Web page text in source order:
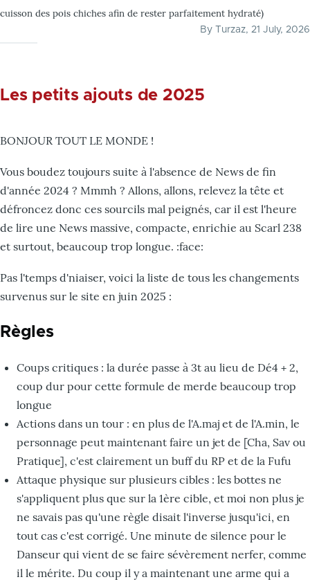
cuisson des pois chiches afin de rester parfaitement hydraté)
By Turzaz, 21 July, 2026
Les petits ajouts de 2025
BONJOUR TOUT LE MONDE !
Vous boudez toujours suite à l'absence de News de fin
d'année 2024 ? Mmmh ? Allons, allons, relevez la tête et
défroncez donc ces sourcils mal peignés, car il est l'heure
de lire une News massive, compacte, enrichie au Scarl 238
et surtout, beaucoup trop longue. :face:
Pas l'temps d'niaiser, voici la liste de tous les changements
survenus sur le site en juin 2025 :
Règles
Coups critiques : la durée passe à 3t au lieu de Dé4 + 2,
coup dur pour cette formule de merde beaucoup trop
longue
Actions dans un tour : en plus de l'A.maj et de l'A.min, le
personnage peut maintenant faire un jet de [Cha, Sav ou
Pratique], c'est clairement un buff du RP et de la Fufu
Attaque physique sur plusieurs cibles : les bottes ne
s'appliquent plus que sur la 1ère cible, et moi non plus je
ne savais pas qu'une règle disait l'inverse jusqu'ici, en
tout cas c'est corrigé. Une minute de silence pour le
Danseur qui vient de se faire sévèrement nerfer, comme
il le mérite. Du coup il y a maintenant une arme qui a